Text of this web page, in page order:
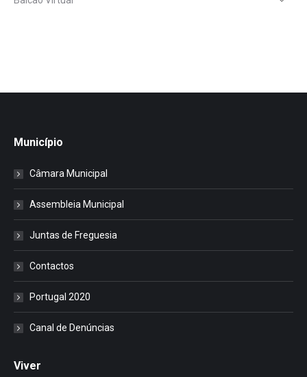
Município
Câmara Municipal
Assembleia Municipal
Juntas de Freguesia
Contactos
Portugal 2020
Canal de Denúncias
Viver